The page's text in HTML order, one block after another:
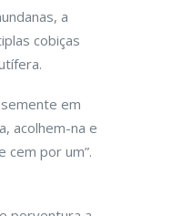
a
cobiças
em
acolhem-na e
cem por um”.